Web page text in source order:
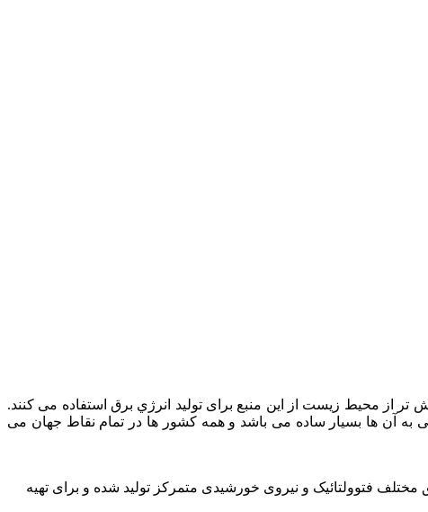
تر از محیط زیست از این منبع برای تولید انرژي برق استفاده می کنند.
به آن ها بسیار ساده می باشد و همه کشور ها در تمام نقاط جهان می
فتوولتائیک و نیروی خورشیدی متمرکز تولید شده و برای تهیه